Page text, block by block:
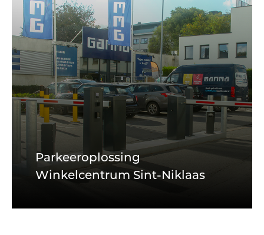
Parkeeroplossing
Winkelcentrum Sint-Niklaas